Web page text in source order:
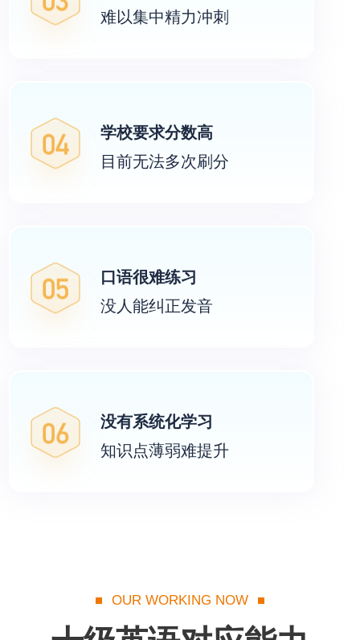
难以集中精力冲刺
希望有老师全程督促
学校要求分数高
目前无法多次刷分
需要阶段性测试了解进度
需要多次模考准确评估
口语很难练习
没人能纠正发音
希望有老师口语1v1对练纠错
能够学习纯正的口语
没有系统化学习
知识点薄弱难提升
需要指导考试难点考点
能够针对难点和考点进行学习
OUR WORKING NOW